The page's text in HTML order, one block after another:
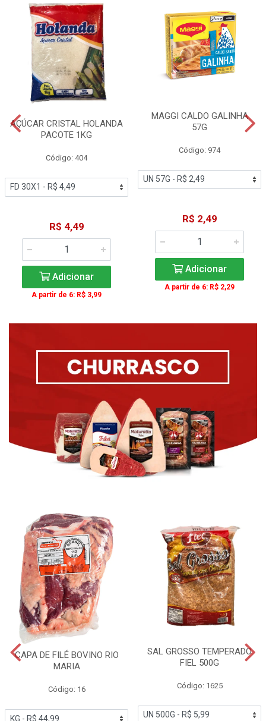
AÇÚCAR CRISTAL HOLANDA
PACOTE 1KG
Código: 404
R$ 4,49
Adicionar
A partir de 6: R$ 3,99
MAGGI CALDO GALINHA
57G
Código: 974
R$ 2,49
Adicionar
A partir de 6: R$ 2,29
CAPA DE FILÉ BOVINO RIO
MARIA
Código: 16
SAL GROSSO TEMPERADO
FIEL 500G
Código: 1625